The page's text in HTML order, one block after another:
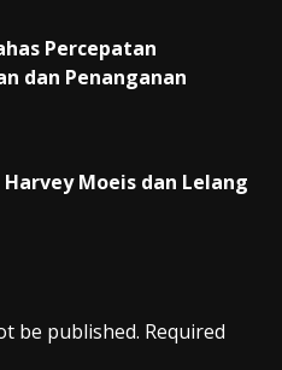
m n
Percepatan
dan Penanganan
Moeis dan Lelang
be published. Required